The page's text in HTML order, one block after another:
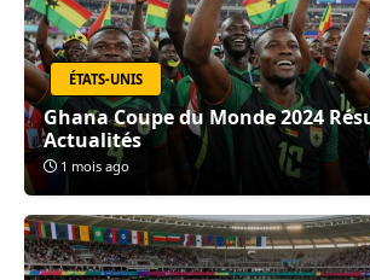
ÉTATS-UNIS
Ghana Coupe du Monde 2024
Actualités
1 mois ago